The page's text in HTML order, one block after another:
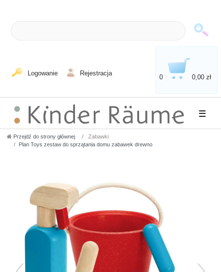
Logowanie Rejestracja
0 0,00 zł
☰
Przejdź do strony głównej
Zabawki
Plan Toys zestaw do sprzątania domu zabawek drewno